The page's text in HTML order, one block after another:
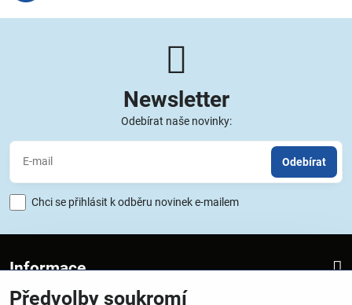
Newsletter
Odebírat naše novinky:
Odebírat
Chci se přihlásit k odběru novinek e-mailem
Informace
Předvolby soukromí